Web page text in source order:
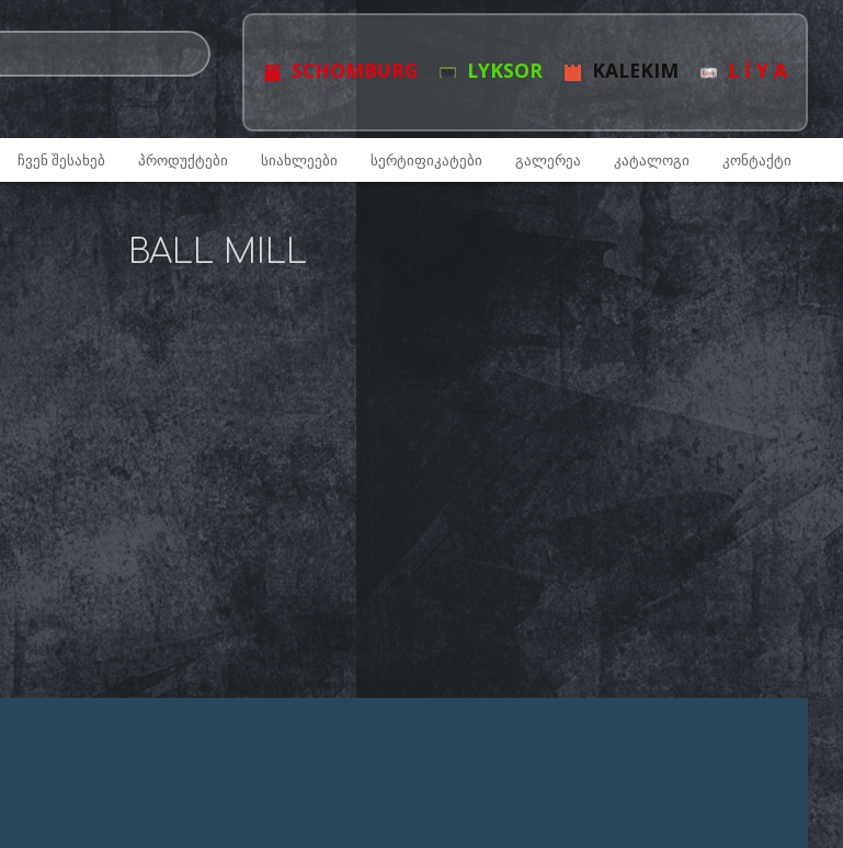
SCHOMBURG LYKSOR KALEKIM L İ Y A
ᲩᲕᲔᲜ ᲨᲔᲡᲐᲮᲔᲑ ᲞᲠᲝᲓᲣᲥᲢᲔᲑᲘ ᲡᲘᲐᲮᲚᲔᲔᲑᲘ ᲡᲔᲠᲢᲘᲤᲘᲙᲐᲢᲔᲑᲘ ᲒᲐᲚᲔᲠᲔᲐ ᲙᲐᲢᲐᲚᲝᲒᲘ ᲙᲝᲜᲢᲐᲥᲢᲘ
BALL MILL